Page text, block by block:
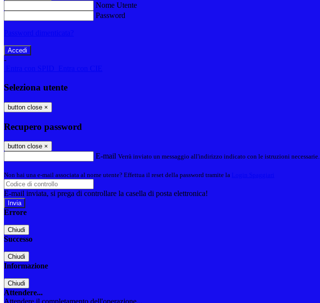
Nome Utente
Password
-
Seleziona utente
button close ×
Recupero password
button close ×
E-mail Verrà inviato un messaggio all'indirizzo indicato con le istruzioni necessarie.
Non hai una e-mail associata al nome utente? Effettua il reset della password tramite la
E-mail inviata, si prega di controllare la casella di posta elettronica!
Errore
Chiudi
Successo
Chiudi
Informazione
Chiudi
Attendere...